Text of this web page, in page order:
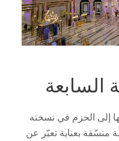
السابعة
زينتها إلى الحزم في نسخته
منسّقة بعناية تعبّر عن